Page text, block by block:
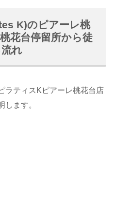
K)のピアーレ桃
花台停留所から徒
れ
ラティスKピアーレ桃花台店
します。